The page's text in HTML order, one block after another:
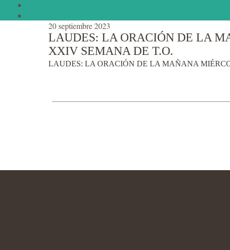
20 septiembre 2023
LAUDES: LA ORACIÓN DE LA
XXIV SEMANA DE T.O.
LAUDES: LA ORACIÓN DE LA MAÑANA